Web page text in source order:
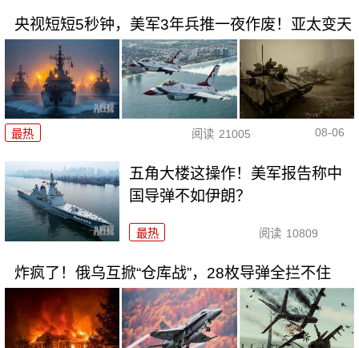
央视短短5秒钟，美军3年兵推一夜作废！亚太变天
最热 阅读 21005 08-06
五角大楼这操作！美军报告称中
国导弹不如伊朗？
最热 阅读 10809
炸疯了！俄乌互掀“仓库战”，28枚导弹全拦不住